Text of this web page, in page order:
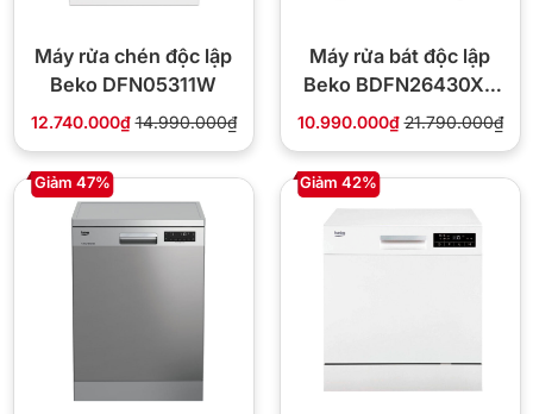
Máy rửa chén độc lập
Beko DFN05311W
12.740.000₫ 14.990.000₫
Máy rửa bát độc lập
Beko BDFN26430XC
14 bộ
10.990.000₫ 21.790.000₫
Giảm 47% Giảm 42%